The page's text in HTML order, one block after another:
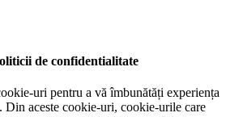
de confidentialitate
uri pentru a vă îmbunătăți experiența
Din aceste cookie-uri, cookie-urile care